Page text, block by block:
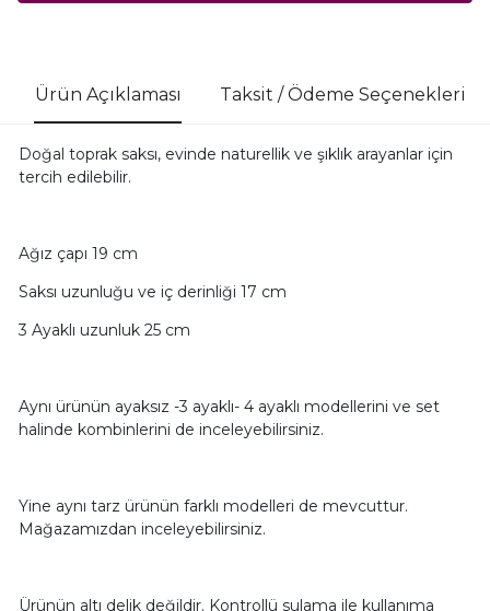
Ürün Açıklaması Taksit / Ödeme Seçenekleri
Doğal toprak saksı, evinde naturellik ve şıklık arayanlar için
tercih edilebilir.
Ağız çapı 19 cm
Saksı uzunluğu ve iç derinliği 17 cm
3 Ayaklı uzunluk 25 cm
Aynı ürünün ayaksız -3 ayaklı- 4 ayaklı modellerini ve set
halinde kombinlerini de inceleyebilirsiniz.
Yine aynı tarz ürünün farklı modelleri de mevcuttur.
Mağazamızdan inceleyebilirsiniz.
Ürünün altı delik değildir. Kontrollü sulama ile kullanıma